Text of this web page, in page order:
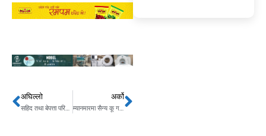
Prev
अघिल्लो
सहिद तथा बेपत्ता परिवारलाई रुपा गाउँपालिकाको सम्मान र बिमा
अर्को
म्यानमारमा सैन्य कू गरी एक वर्षे संकटकाल, नेपाली कांग्रेसले गर्याे निन्दाNext